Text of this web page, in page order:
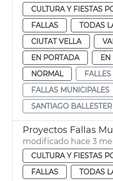
CULTURA Y FIESTAS
FALLAS
TODAS
CIUTAT VELLA
EN PORTADA
EN
NORMAL
FALLAS MUNICIPALES
SANTIAGO BALLESTER
modificado hace 3
CULTURA Y FIESTAS
FALLAS
TODAS